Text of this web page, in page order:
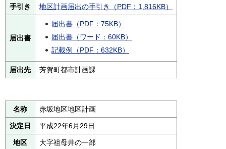
手引き 地区計画届出の手引き（PDF：1,816KB）
届出書
届出書（PDF：75KB）
届出書（ワード：60KB）
記載例（PDF：632KB）
届出先 芳賀町都市計画課
名称 赤坂地区地区計画
決定日 平成22年6月29日
地区 大字祖母井の一部